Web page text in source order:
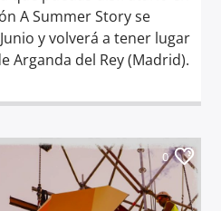
A Summer Story se
y volverá a tener lugar
Arganda del Rey (Madrid).
0